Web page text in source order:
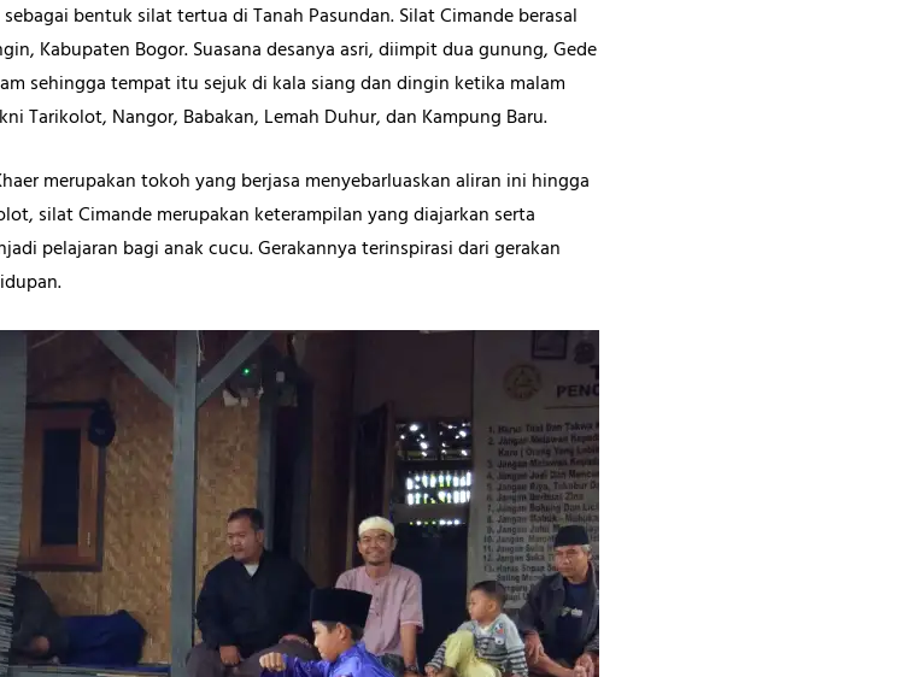
bentuk silat tertua di Tanah Pasundan. Silat Cimande berasal
Kabupaten Bogor. Suasana desanya asri, diimpit dua gunung, Gede
sehingga tempat itu sejuk di kala siang dan dingin ketika malam
Tarikolot, Nangor, Babakan, Lemah Duhur, dan Kampung Baru.
merupakan tokoh yang berjasa menyebarluaskan aliran ini hingga
silat Cimande merupakan keterampilan yang diajarkan serta
pelajaran bagi anak cucu. Gerakannya terinspirasi dari gerakan